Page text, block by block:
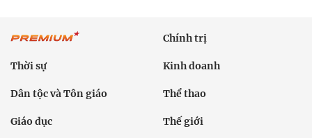
Chính trị
Thời sự Kinh doanh
Dân tộc và Tôn giáo Thể thao
Giáo dục Thế giới